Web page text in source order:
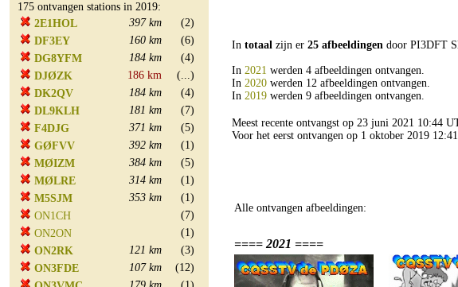
175 ontvangen stations in 2019:
2E1HOL
397 km
(2)
DF3EY
160 km
(6)
DG8YFM
184 km
(4)
DJØZK
186 km
(...)
DK2QV
184 km
(4)
DL9KLH
181 km
(7)
F4DJG
371 km
(5)
GØFVV
392 km
(1)
MØIZM
384 km
(5)
MØLRE
314 km
(1)
M5SJM
353 km
(1)
ON1CH
(7)
ON2ON
(1)
ON2RK
121 km
(3)
ON3FDE
107 km
(12)
In totaal zijn er 25 afbeeldingen door PI3DFT
In 2021 werden 4 afbeeldingen ontvangen.
In 2020 werden 12 afbeeldingen ontvangen.
In 2019 werden 9 afbeeldingen ontvangen.
Meest recente ontvangst op 23 juni 2021 10:44
Voor het eerst ontvangen op 1 oktober 2019
Alle ontvangen afbeeldingen:
==== 2021 ====